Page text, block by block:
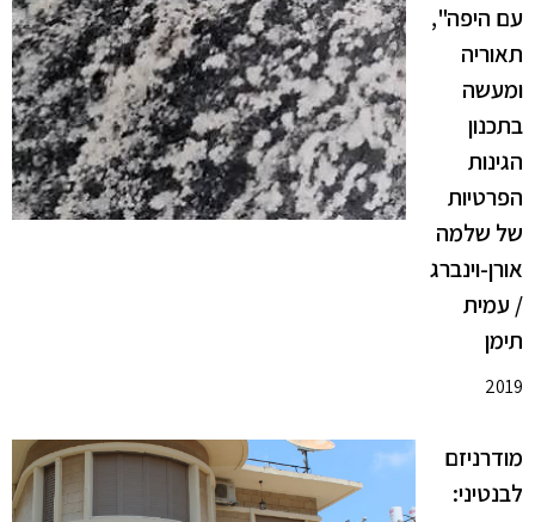
עם היפה",
תאוריה
ומעשה
בתכנון
הגינות
הפרטיות
של שלמה
אורן-וינברג
/ עמית
תימן
2019
מודרניזם
לבנטיני: